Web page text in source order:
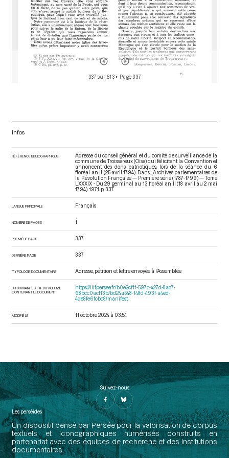
337 sur 613 • Page 337
Infos
RÉFÉRENCE BIBLIOGRAPHIQUE
Adresse du conseil général et du comité de surveillance de la
commune de Troissereux (Oise) qui félicitent la Convention et
annoncent des dons patriotiques, lors de la séance du 6
floréal an II (25 avril 1794). Dans : Archives parlementaires de
la Révolution Française — Première série (1787-1799) — Tome
LXXXIX - Du 29 germinal au 13 floréal an II (18 avril au 2 mai
1794) . 1971. p. 337.
LANGUE PRINCIPALE Français
NOMBRE DE PAGES 1
PREMIÈRE PAGE 337
DERNIÈRE PAGE 337
TYPOLOGIE DOCUMENTAIRE Adresse, pétition et lettre envoyée à l’Assemblée
URI DU MANIFEST IIIF DU VOLUME
CONTENANT LE DOCUMENT
https://iiif.persee.fr/b0e2cf11-597c-427d-8ac7-
68bcc0acf13b/bd24a548-148d-493f-a4ed-
4de8fe6fcbc8/manifest
MODIFIÉ LE 11 octobre 2024 à 03:54
Suivez-nous
Les perséides
Un dispositif pensé par Persée pour la valorisation de corpus
textuels et iconographiques numérisés construits en
partenariat avec des équipes de recherche et des institutions
documentaires.